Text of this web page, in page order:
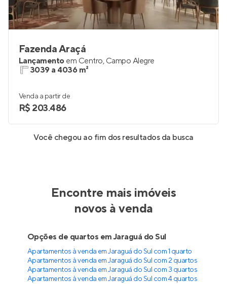
Fazenda Araçá
Lançamento em Centro, Campo Alegre
3039 a 4036 m²
Venda a partir de
R$ 203.486
Você chegou ao fim dos resultados da busca
Encontre mais imóveis
novos à venda
Opções de quartos em Jaraguá do Sul
Apartamentos à venda em Jaraguá do Sul com 1 quarto
Apartamentos à venda em Jaraguá do Sul com 2 quartos
Apartamentos à venda em Jaraguá do Sul com 3 quartos
Apartamentos à venda em Jaraguá do Sul com 4 quartos